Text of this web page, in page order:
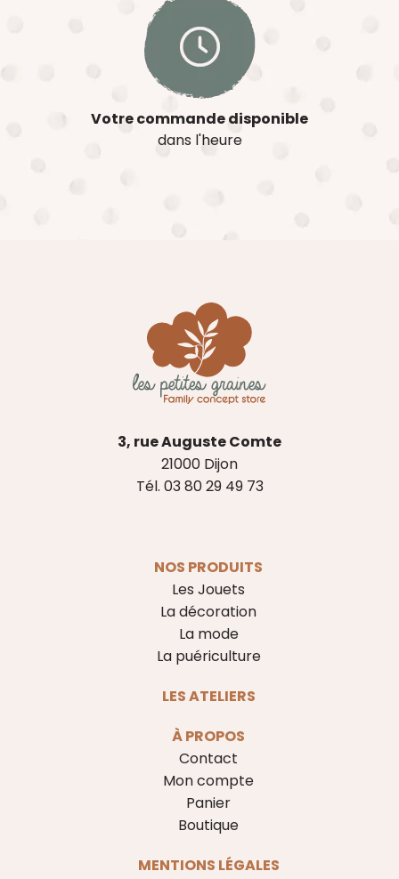
Votre commande disponible
dans l'heure
3, rue Auguste Comte
21000 Dijon
Tél. 03 80 29 49 73
NOS PRODUITS
Les Jouets
La décoration
La mode
La puériculture
LES ATELIERS
À PROPOS
Contact
Mon compte
Panier
Boutique
MENTIONS LÉGALES